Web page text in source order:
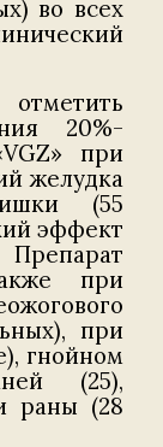
во всех
20%-
при
желудка
(55
эффект
при
при
гнойном
(25),
раны (28